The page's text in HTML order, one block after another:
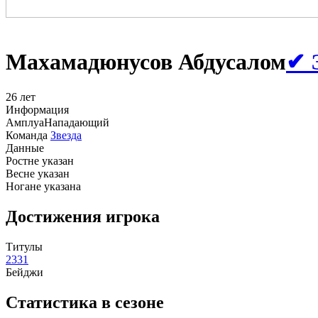
Махамадюнусов Абдусалом✔
26 лет
Информация
АмплуаНападающий
Команда Звезда
Данные
Ростне указан
Весне указан
Ногане указана
Достижения игрока
Титулы
2331
Бейджи
Статистика в сезоне